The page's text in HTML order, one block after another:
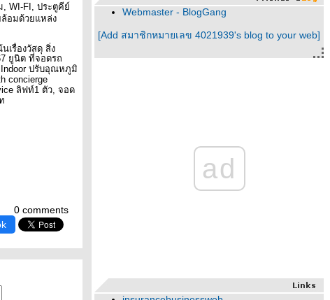
, WI-FI, ประตูคีย์
อมด้วยแหล่ง
นเรื่องวัสดุ สิ่ง
ยูนิต ที่จอดรถ
Indoor ปรับอุณหภูมิ
concierge
ลิฟท์1 ตัว จอด
0 comments
Webmaster - BlogGang
[Add สมาชิกหมายเลข 4021939's blog to your web]
ad